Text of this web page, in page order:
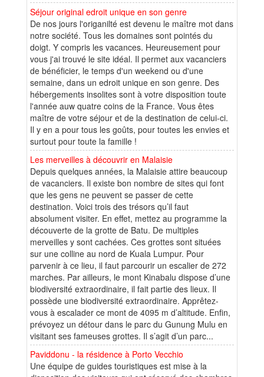
Séjour original edroit unique en son genre
De nos jours l'origanilté est devenu le maître mot dans
notre société. Tous les domaines sont pointés du
doigt. Y compris les vacances. Heureusement pour
vous j'ai trouvé le site idéal. Il permet aux vacanciers
de bénéficier, le temps d'un weekend ou d'une
semaine, dans un edroit unique en son genre. Des
hébergements insolites sont à votre disposition toute
l'année auw quatre coins de la France. Vous êtes
maître de votre séjour et de la destination de celui-ci.
Il y en a pour tous les goûts, pour toutes les envies et
surtout pour toute la famille !
Les merveilles à découvrir en Malaisie
Depuis quelques années, la Malaisie attire beaucoup
de vacanciers. Il existe bon nombre de sites qui font
que les gens ne peuvent se passer de cette
destination. Voici trois des trésors qu’il faut
absolument visiter. En effet, mettez au programme la
découverte de la grotte de Batu. De multiples
merveilles y sont cachées. Ces grottes sont situées
sur une colline au nord de Kuala Lumpur. Pour
parvenir à ce lieu, il faut parcourir un escalier de 272
marches. Par ailleurs, le mont Kinabalu dispose d’une
biodiversité extraordinaire, il fait partie des lieux. Il
possède une biodiversité extraordinaire. Apprêtez-
vous à escalader ce mont de 4095 m d’altitude. Enfin,
prévoyez un détour dans le parc du Gunung Mulu en
visitant ses fameuses grottes. Il s’agit d’un parc...
Paviddonu - la résidence à Porto Vecchio
Une équipe de guides touristiques est mise à la